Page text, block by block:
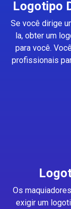
Logotipo
Se você dirige
la, obter um
para você.
profissionais
Os
exigir um